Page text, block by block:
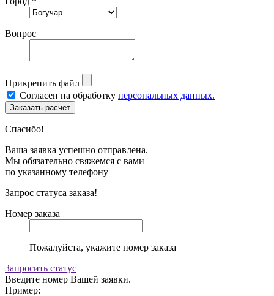
Вопрос
Прикрепить файл
Согласен на обработку персональных данных.
Спасибо!
Ваша заявка успешно отправлена.
Мы обязательно свяжемся с вами
по указанному телефону
Запрос статуса заказа!
Номер заказа
Пожалуйста, укажите номер заказа
Запросить статус
Введите номер Вашей заявки.
Пример: